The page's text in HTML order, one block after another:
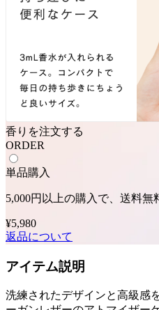
香りを注文する
ORDER
単品購入
5,000円以上の購入で、送料無
¥5,980
返品について
アイテム説明
洗練されたデザインと高級感